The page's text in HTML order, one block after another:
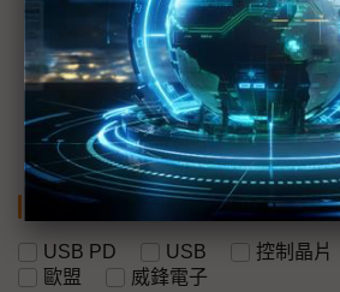
關鍵字
USB PD USB 控制晶片
歐盟
威鋒電子